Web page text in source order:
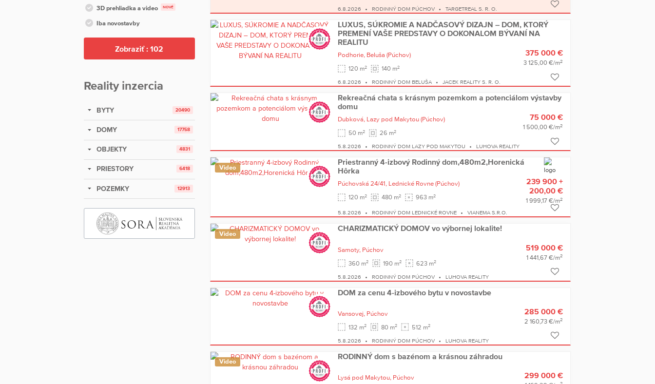
3D prehliadka a video NOVÉ
Iba novostavby
Zobraziť :102
Reality inzercia
BYTY 20490
DOMY 17758
OBJEKTY 4831
PRIESTORY 6418
POZEMKY 12913
6.8.2026 RODINNÝ DOM PÚCHOV TARGETREAL S. R. O.
LUXUS, SÚKROMIE A NADČASOVÝ DIZAJN – DOM, KTORÝ
PREMENÍ VAŠE PREDSTAVY O DOKONALOM BÝVANÍ NA
REALITU
Podhorie, Beluša (Púchov)
120 m2 140 m2
375 000 €
3 125,00 €/m2
6.8.2026 RODINNÝ DOM BELUŠA JACEK REALITY S. R. O.
Rekreačná chata s krásnym pozemkom a potenciálom výstavby
domu
Dubková, Lazy pod Makytou (Púchov)
50 m2 26 m2
75 000 €
1 500,00 €/m2
5.8.2026 RODINNÝ DOM LAZY POD MAKYTOU LUHOVA REALITY
Video
Priestranný 4-izbový Rodinný dom,480m2,Horenická
Hôrka
Púchovská 24/41, Lednické Rovne (Púchov)
120 m2 480 m2 963 m2
239 900 +
200,00 €
1 999,17 €/m2
5.8.2026 RODINNÝ DOM LEDNICKÉ ROVNE VIANEMA S.R.O.
Video
CHARIZMATICKÝ DOMOV vo výbornej lokalite!
Samoty, Púchov
360 m2 190 m2 623 m2
519 000 €
1 441,67 €/m2
5.8.2026 RODINNÝ DOM PÚCHOV LUHOVA REALITY
DOM za cenu 4-izbového bytu v novostavbe
Vansovej, Púchov
132 m2 80 m2 512 m2
285 000 €
2 160,73 €/m2
5.8.2026 RODINNÝ DOM PÚCHOV LUHOVA REALITY
Video
RODINNÝ dom s bazénom a krásnou záhradou
Lysá pod Makytou, Púchov
299 000 €